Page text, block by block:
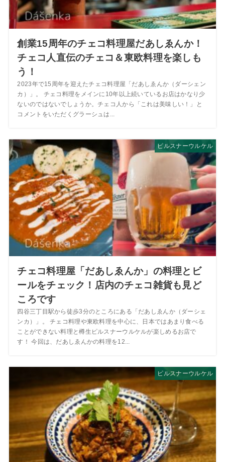
創業15周年のチェコ料理屋だあしゑんか！
チェコ人直伝のチェコ＆東欧料理を楽しも
う！
2023年で15周年を迎えたチェコ料理屋「だあしゑんか（ダーシェン
カ）」。 チェコ料理をメインに10年以上続いているお店はかなり少
ないのではないでしょうか。チェコ人から「これは美味しい！」と
コメントをいただくグラーシュは...
ピルスナーウルケル
チェコ料理屋「だあしゑんか」の料理とビ
ールをチェック！店内のチェコ雑貨も見ど
ころです
四谷三丁目駅から徒歩3分のところにある「だあしゑんか（ダーシェ
ンカ）」。 チェコ料理や東欧料理を中心に、日本ではあまり食べる
ことができない料理と樽生ピルスナーウルケルが楽しめるお店で
す！ 今回は、だあしゑんかの料理を12...
ピルスナーウルケル